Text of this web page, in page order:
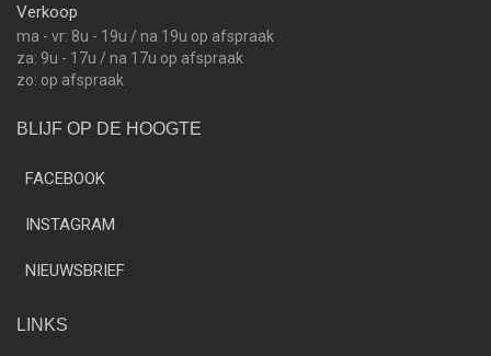
Verkoop
ma - vr: 8u - 19u / na 19u op afspraak
za: 9u - 17u / na 17u op afspraak
zo: op afspraak
BLIJF OP DE HOOGTE
FACEBOOK
INSTAGRAM
NIEUWSBRIEF
LINKS